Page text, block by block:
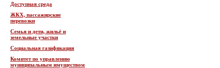
Доступная среда
ЖКХ, пассажирские
перевозки
Семья и дети, жильё и
земельные участки
Социальная газификация
Комитет по управлению
муниципальным имуществом